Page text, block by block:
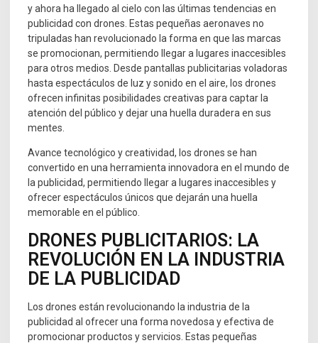
y ahora ha llegado al cielo con las últimas tendencias en
publicidad con drones. Estas pequeñas aeronaves no
tripuladas han revolucionado la forma en que las marcas
se promocionan, permitiendo llegar a lugares inaccesibles
para otros medios. Desde pantallas publicitarias voladoras
hasta espectáculos de luz y sonido en el aire, los drones
ofrecen infinitas posibilidades creativas para captar la
atención del público y dejar una huella duradera en sus
mentes.
Avance tecnológico y creatividad, los drones se han
convertido en una herramienta innovadora en el mundo de
la publicidad, permitiendo llegar a lugares inaccesibles y
ofrecer espectáculos únicos que dejarán una huella
memorable en el público.
DRONES PUBLICITARIOS: LA
REVOLUCIÓN EN LA INDUSTRIA
DE LA PUBLICIDAD
Los drones están revolucionando la industria de la
publicidad al ofrecer una forma novedosa y efectiva de
promocionar productos y servicios. Estas pequeñas